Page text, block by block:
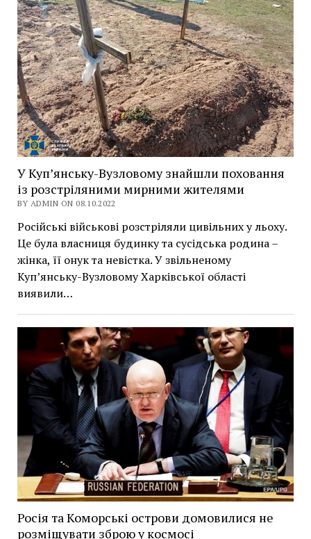
У Куп’янську-Вузловому знайшли поховання
із розстріляними мирними жителями
BY ADMIN ON 08.10.2022
Російські військові розстріляли цивільних у льоху.
Це була власниця будинку та сусідська родина –
жінка, її онук та невістка. У звільненому
Куп’янську-Вузловому Харківської області
виявили…
Росія та Коморські острови домовилися не
розміщувати зброю у космосі